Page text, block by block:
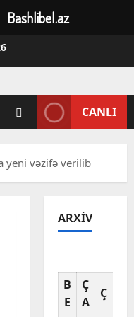
CANLI
yeni vəzifə verilib
ARXIV
B
E
Ç
A
Ç
Bashlibel.az